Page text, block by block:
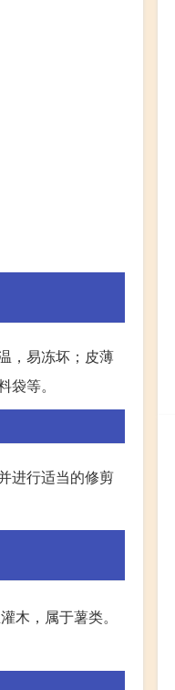
，易冻坏；皮薄
等。
进行适当的修剪
木，属于薯类。